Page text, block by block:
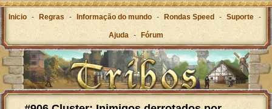
Inicio - Regras - Informação do mundo - Rondas Speed - Suporte -
Ajuda - Fórum